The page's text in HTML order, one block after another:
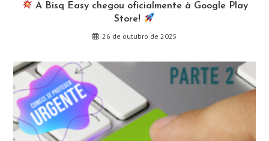
A Bisq Easy chegou oficialmente à Google Play
Store!
26 de outubro de 2025